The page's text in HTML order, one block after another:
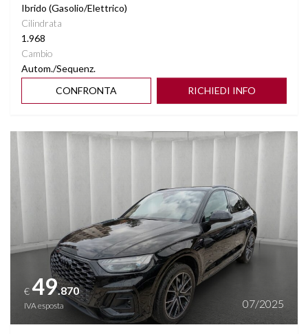
Ibrido (Gasolio/Elettrico)
Cilindrata
1.968
Cambio
Autom./Sequenz.
CONFRONTA
RICHIEDI INFO
€49.870
IVA esposta 07/2025